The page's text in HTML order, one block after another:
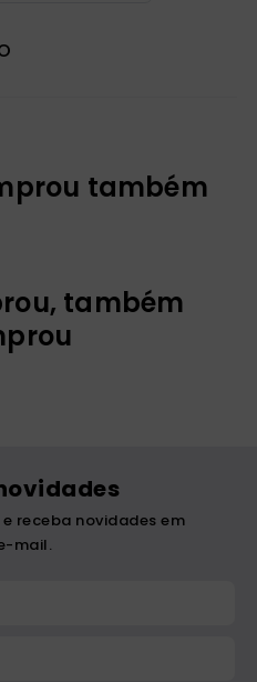
também
também
receba novidades em
mail.